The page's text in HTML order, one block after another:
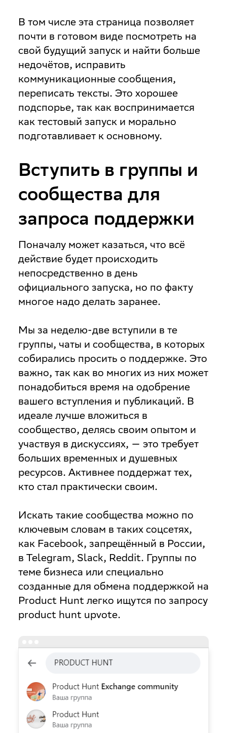
В том числе эта страница позволяет
почти в готовом виде посмотреть на
свой будущий запуск и найти больше
недочётов, исправить
коммуникационные сообщения,
переписать тексты. Это хорошее
подспорье, так как воспринимается
как тестовый запуск и морально
подготавливает к основному.
Вступить в группы и
сообщества для
запроса поддержки
Поначалу может казаться, что всё
действие будет происходить
непосредственно в день
официального запуска, но по факту
многое надо делать заранее.
Мы за неделю-две вступили в те
группы, чаты и сообщества, в которых
собирались просить о поддержке. Это
важно, так как во многих из них может
понадобиться время на одобрение
вашего вступления и публикаций. В
идеале лучше вложиться в
сообщество, делясь своим опытом и
участвуя в дискуссиях, — это требует
больших временных и душевных
ресурсов. Активнее поддержат тех,
кто стал практически своим.
Искать такие сообщества можно по
ключевым словам в таких соцсетях,
как Facebook, запрещённый в России,
в Telegram, Slack, Reddit. Группы по
теме бизнеса или специально
созданные для обмена поддержкой на
Product Hunt легко ищутся по запросу
product hunt upvote.